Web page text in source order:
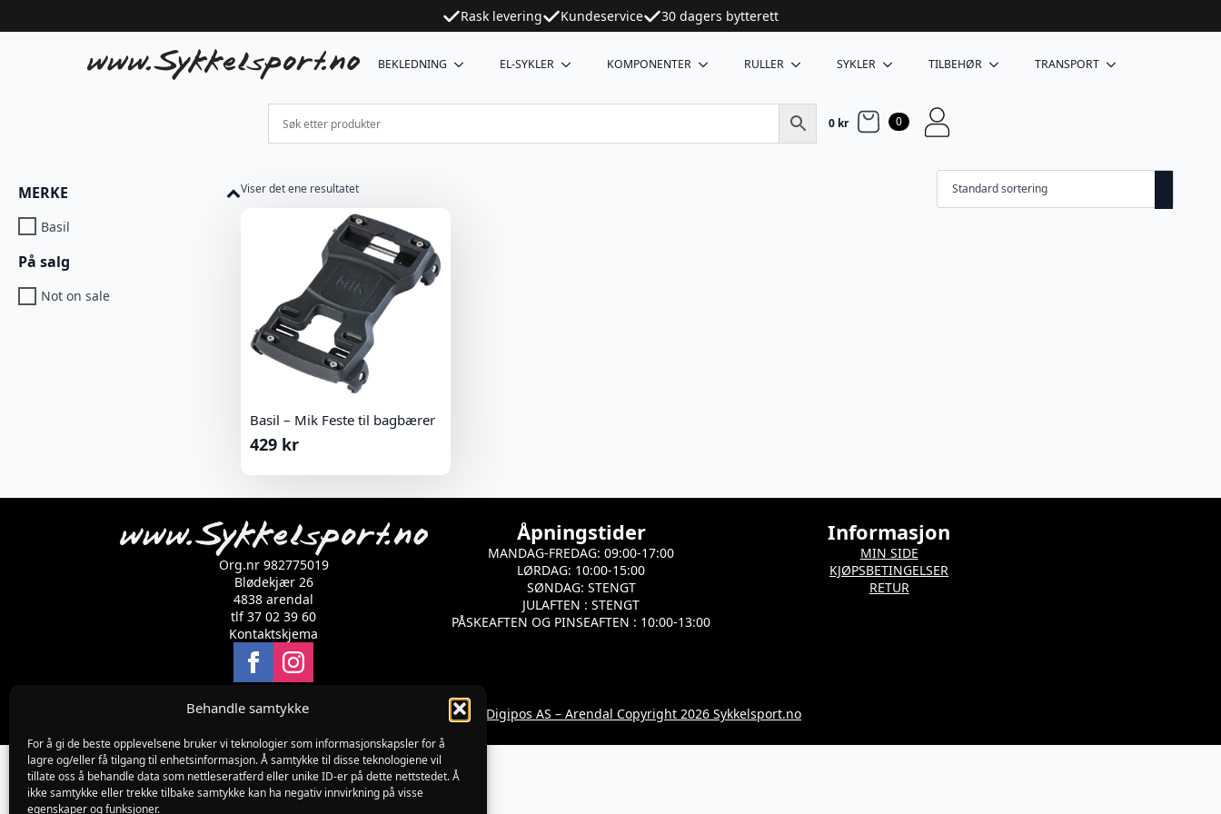
Behandle samtykke
For å gi de beste opplevelsene bruker vi teknologier som informasjonskapsler for å
lagre og/eller få tilgang til enhetsinformasjon. Å samtykke til disse teknologiene vil
tillate oss å behandle data som nettleseratferd eller unike ID-er på dette nettstedet. Å
ikke samtykke eller trekke tilbake samtykke kan ha negativ innvirkning på visse
egenskaper og funksjoner.
Rask levering Kundeservice 30 dagers bytterett
BEKLEDNING EL-SYKLER KOMPONENTER RULLER SYKLER TILBEHØR TRANSPORT
0 kr 0
MERKE
Basil
På salg
Not on sale
Viser det ene resultatet
Basil – Mik Feste til bagbærer
429 kr
Org.nr 982775019
Blødekjær 26
4838 arendal
tlf 37 02 39 60
Kontaktskjema
Åpningstider
MANDAG-FREDAG: 09:00-17:00
LØRDAG: 10:00-15:00
SØNDAG: STENGT
JULAFTEN : STENGT
PÅSKEAFTEN OG PINSEAFTEN : 10:00-13:00
Informasjon
MIN SIDE
KJØPSBETINGELSER
RETUR
Utviklet av Digipos AS – Arendal Copyright 2026 Sykkelsport.no